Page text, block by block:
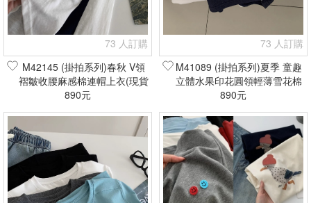
73 人訂購
M42145 (掛拍系列)春秋 V領
褶皺收腰麻感棉連帽上衣(現貨
+預購)
890元
73 人訂購
M41089 (掛拍系列)夏季 童趣
立體水果印花圓領輕薄雪花棉
TEE(現貨+預購)
890元